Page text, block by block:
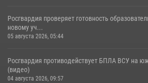
Росгвардия проверяет готовность
новому уч...
05 августа 2026, 05:44
Росгвардия противодействует БПЛА ВСУ на
(видео)
04 августа 2026, 09:57